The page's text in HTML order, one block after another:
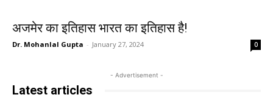
अजमेर का इतिहास भारत का इतिहास है!
Dr. Mohanlal Gupta - January 27, 2024 0
- Advertisement -
Latest articles